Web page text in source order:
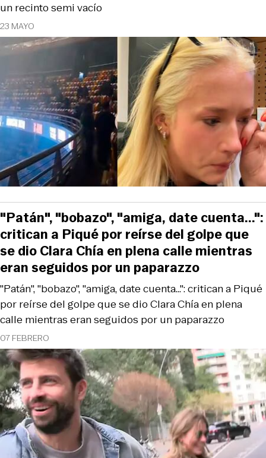
23 MAYO
un recinto semi vacío
07 FEBRERO
"Patán", "bobazo", "amiga, date cuenta...": critican a Piqué
por reírse del golpe que se dio Clara Chía en plena
calle mientras eran seguidos por un paparazzo
"Patán", "bobazo", "amiga, date cuenta...":
critican a Piqué por reírse del golpe que
se dio Clara Chía en plena calle mientras
eran seguidos por un paparazzo